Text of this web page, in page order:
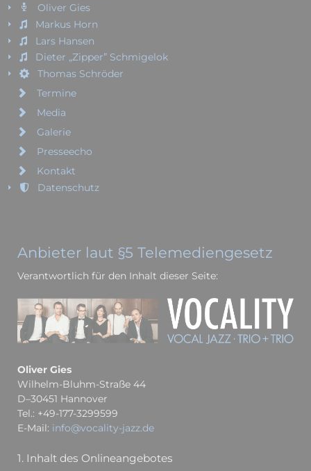
Oliver Gies
Markus Horn
Lars Hansen
Dieter „Zipper” Schmigelok
Thomas Schröder
Termine
Media
Galerie
Presseecho
Kontakt
Datenschutz
Anbieter laut §5 Telemediengesetz
Verantwortlich für den Inhalt dieser Seite:
Oliver Gies
Wilhelm-Bluhm-Straße 44
D–30451 Hannover
Tel.: +49-177-3299599
E-Mail: info@vocality-jazz.de
1. Inhalt des Onlineangebotes